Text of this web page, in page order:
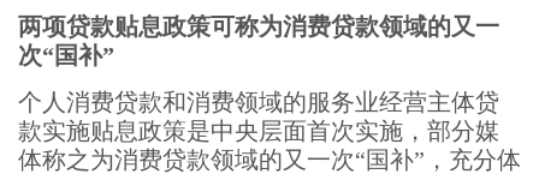
两项贷款贴息政策可称为消费贷款领域的又一
次“国补”
个人消费贷款和消费领域的服务业经营主体贷
款实施贴息政策是中央层面首次实施，部分媒
体称之为消费贷款领域的又一次“国补”，充分体